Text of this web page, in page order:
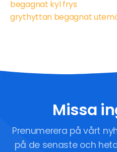
begagnat kyl frys
grythyttan begagnat
Missa
Prenumerera på vårt
på de senaste och